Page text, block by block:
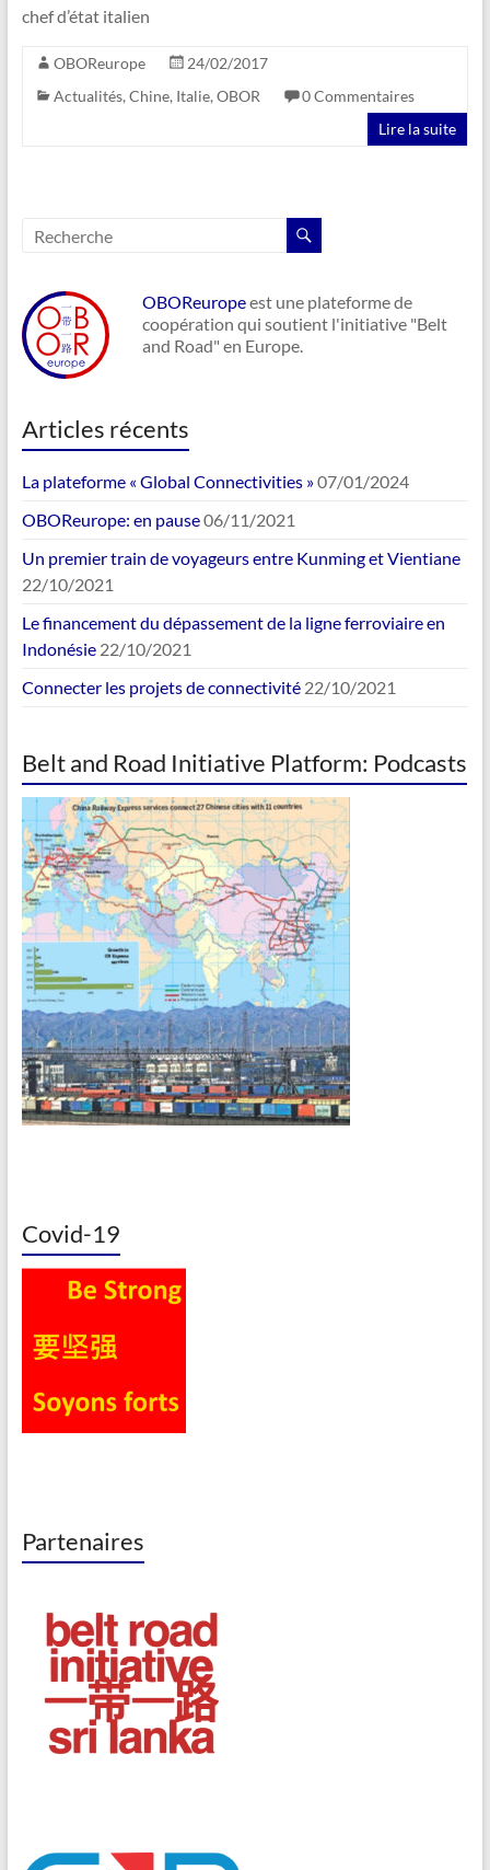
chef d’état italien
OBOReurope
24/02/2017
Actualités,Chine, Italie,OBOR
0 Commentaires
Lire la suite
OBOReuropeest une plateforme de
coopération qui soutient l'initiative "Belt
and Road" en Europe.
Articles récents
La plateforme « Global Connectivities »07/01/2024
OBOReurope: en pause06/11/2021
Un premier train de voyageurs entre Kunming et Vientiane
22/10/2021
Le financement du dépassement de la ligne ferroviaire en
Indonésie 22/10/2021
Connecter les projets de connectivité 22/10/2021
Belt and Road Initiative Platform: Podcasts
Covid-19
Partenaires